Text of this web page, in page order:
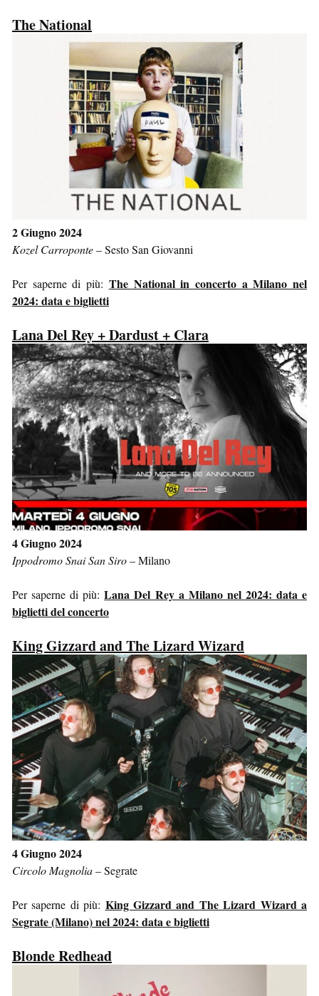
The National
2 Giugno 2024
Kozel Carroponte–Sesto San Giovanni
Per saperne di più: The National in concerto a Milano nel
2024: data e biglietti
Lana Del Rey + Dardust + Clara
4 Giugno 2024
Ippodromo Snai San Siro–Milano
Per saperne di più:Lana Del Rey a Milano nel 2024: data e
biglietti del concerto
King Gizzard and The Lizard Wizard
4 Giugno 2024
Circolo Magnolia–Segrate
Per saperne di più: King Gizzard and The Lizard Wizard a
Segrate (Milano) nel 2024: data e biglietti
Blonde Redhead